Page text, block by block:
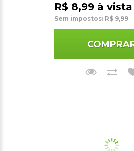
R$ 8,99 à vista
Sem impostos: R$ 9,99